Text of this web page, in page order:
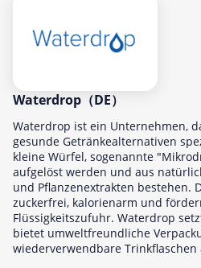
Computer & Elektronik
Essen & Trinken
Foto, Druck & Büro
Gaming & Spielzeug
Garten, Haushalt & Tiere
Gesundheit & Beauty
Hotels & Unterkünfte
Mobilfunk & Internet
Waterdrop（DE）
Waterdrop ist ein Unternehmen,
gesunde Getränkealternativen
kleine Würfel, sogenannte
aufgelöst werden und aus
und Pflanzenextrakten bestehen.
zuckerfrei, kalorienarm und
Flüssigkeitszufuhr. Waterdrop
bietet umweltfreundliche
wiederverwendbare Trinkflaschen